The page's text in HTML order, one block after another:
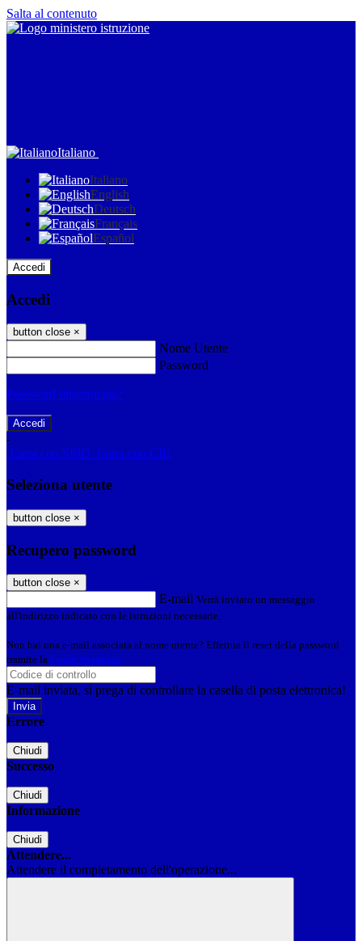
Salta al contenuto
Italiano
Italiano
English
Deutsch
Français
Español
Accedi
Accedi
button close ×
Nome Utente
Password
Password dimenticata?
-
Entra con SPID Entra con CIE
Seleziona utente
button close ×
Recupero password
button close ×
E-mail Verrà inviato un messaggio
all'indirizzo indicato con le istruzioni necessarie.
Non hai una e-mail associata al nome utente? Effettua il reset della password
tramite la Login Spaggiari
E-mail inviata, si prega di controllare la casella di posta elettronica!
Errore
Chiudi
Successo
Chiudi
Informazione
Chiudi
Attendere...
Attendere il completamento dell'operazione...